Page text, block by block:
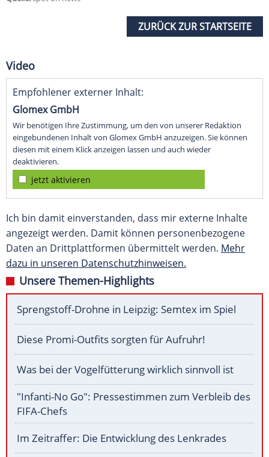
ZURÜCK ZUR STARTSEITE
Video
Empfohlener externer Inhalt:
Glomex GmbH
Wir benötigen Ihre Zustimmung, um den von unserer Redaktion
eingebundenen Inhalt von Glomex GmbH anzuzeigen. Sie können
diesen mit einem Klick anzeigen lassen und auch wieder
deaktivieren.
jetzt aktivieren
Ich bin damit einverstanden, dass mir externe Inhalte
angezeigt werden. Damit können personenbezogene
Daten an Drittplattformen übermittelt werden. Mehr
dazu in unseren Datenschutzhinweisen.
Unsere Themen-Highlights
Sprengstoff-Drohne in Leipzig: Semtex im Spiel
Diese Promi-Outfits sorgten für Aufruhr!
Was bei der Vogelfütterung wirklich sinnvoll ist
"Infanti-No Go": Pressestimmen zum Verbleib des
FIFA-Chefs
Im Zeitraffer: Die Entwicklung des Lenkrades